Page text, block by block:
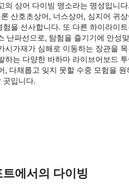
의 상어 다이빙 명소라는 명성입니다
산호초상어, 너스상어, 심지어 귀
을 선사합니다. 또 다른 하이라이
난파선으로, 탐험을 즐기기에 안성
시가재가 심해로 이동하는 장관을
하는 다양한 바하마 라이브어보드
, 다채롭고 잊지 못할 수중 모험을 원
곳입니다.
에서의 다이빙